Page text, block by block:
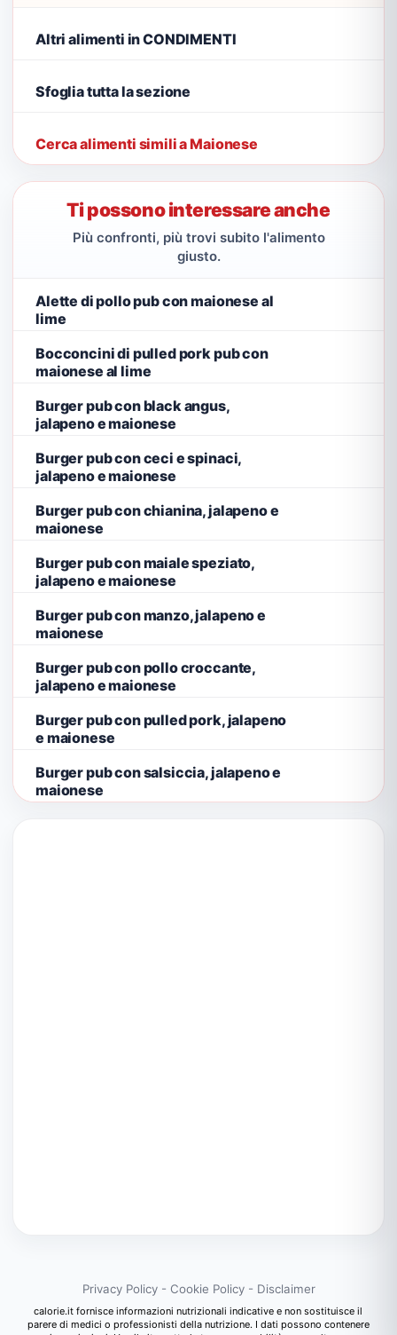
Altri alimenti in CONDIMENTI
Sfoglia tutta la sezione
Cerca alimenti simili a Maionese
Ti possono interessare anche
Più confronti, più trovi subito l'alimento
giusto.
Alette di pollo pub con maionese al
lime
Bocconcini di pulled pork pub con
maionese al lime
Burger pub con black angus,
jalapeno e maionese
Burger pub con ceci e spinaci,
jalapeno e maionese
Burger pub con chianina, jalapeno e
maionese
Burger pub con maiale speziato,
jalapeno e maionese
Burger pub con manzo, jalapeno e
maionese
Burger pub con pollo croccante,
jalapeno e maionese
Burger pub con pulled pork, jalapeno
e maionese
Burger pub con salsiccia, jalapeno e
maionese
Privacy Policy- Cookie Policy- Disclaimer
calorie.it fornisce informazioni nutrizionali indicative e non sostituisce il
parere di medici o professionisti della nutrizione. I dati possono contenere